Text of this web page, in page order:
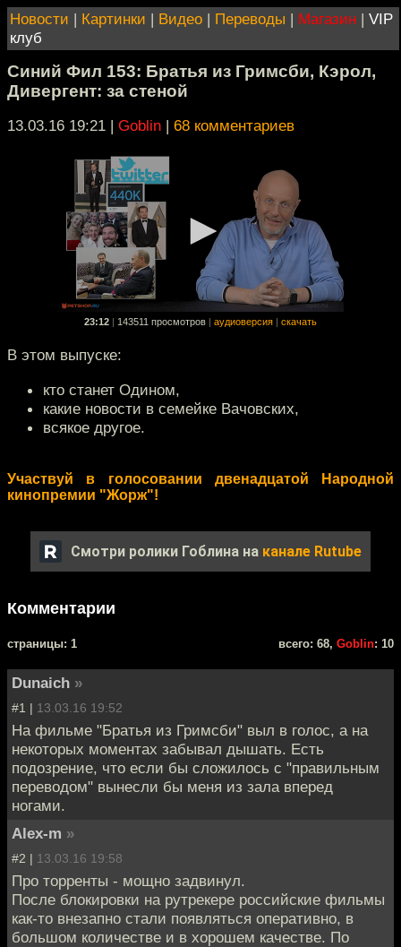
Новости | Картинки | Видео | Переводы | Магазин | VIP
клуб
Синий Фил 153: Братья из Гримсби, Кэрол,
Дивергент: за стеной
13.03.16 19:21 | Goblin | 68 комментариев
23:12 143511 просмотров аудиоверсия скачать
В этом выпуске:
кто станет Одином,
какие новости в семейке Вачовских,
всякое другое.
Участвуй в голосовании двенадцатой Народной
кинопремии "Жорж"!
Смотри ролики Гоблина на канале Rutube
Комментарии
cтраницы: 1 всего: 68, Goblin: 10
Dunaich »
#1 | 13.03.16 19:52
На фильме "Братья из Гримсби" выл в голос, а на
некоторых моментах забывал дышать. Есть
подозрение, что если бы сложилось с "правильным
переводом" вынесли бы меня из зала вперед
ногами.
Alex-m »
#2 | 13.03.16 19:58
Про торренты - мощно задвинул.
После блокировки на рутрекере российские фильмы
как-то внезапно стали появляться оперативно, в
большом количестве и в хорошем качестве. По